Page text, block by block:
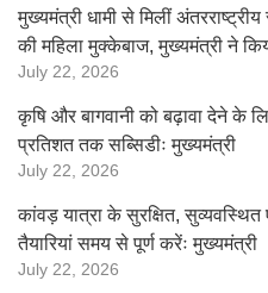
मुख्यमंत्री धामी से मिलीं
की महिला मुक्केबाज, मुख्यमंत्री ने
July 22, 2026
कृषि और बागवानी को बढ़ावा देने के
प्रतिशत तक सब्सिडीः मुख्यमंत्री
July 22, 2026
कांवड़ यात्रा के सुरक्षित,
तैयारियां समय से पूर्ण करेंः मुख्यमंत्री
July 22, 2026